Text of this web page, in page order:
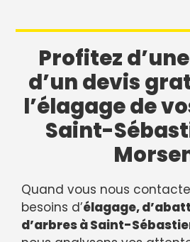
Profitez
d’un devis
l’élagage de
Saint-
Quand vous nous
besoins d’élagage,
d’arbres à Saint-